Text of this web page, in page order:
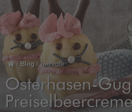
/ Blog /Rezepte
Osterhasen-